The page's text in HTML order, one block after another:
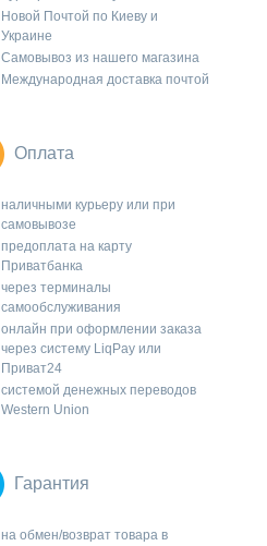
Новой Почтой по Киеву и
Украине
Самовывоз из нашего магазина
Международная доставка почтой
Оплата
наличными курьеру или при
самовывозе
предоплата на карту
Приватбанка
через терминалы
самообслуживания
онлайн при оформлении заказа
через систему LiqPay или
Приват24
системой денежных переводов
Western Union
Гарантия
на обмен/возврат товара в